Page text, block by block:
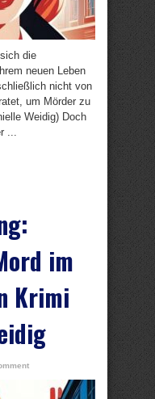
die
neuen Leben
nicht von
um Mörder zu
Weidig) Doch
...
im
Krimi